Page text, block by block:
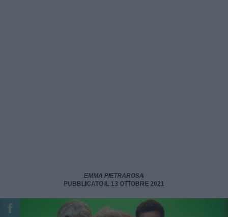
EMMA PIETRAROSA
PUBBLICATO IL 13 OTTOBRE 2021